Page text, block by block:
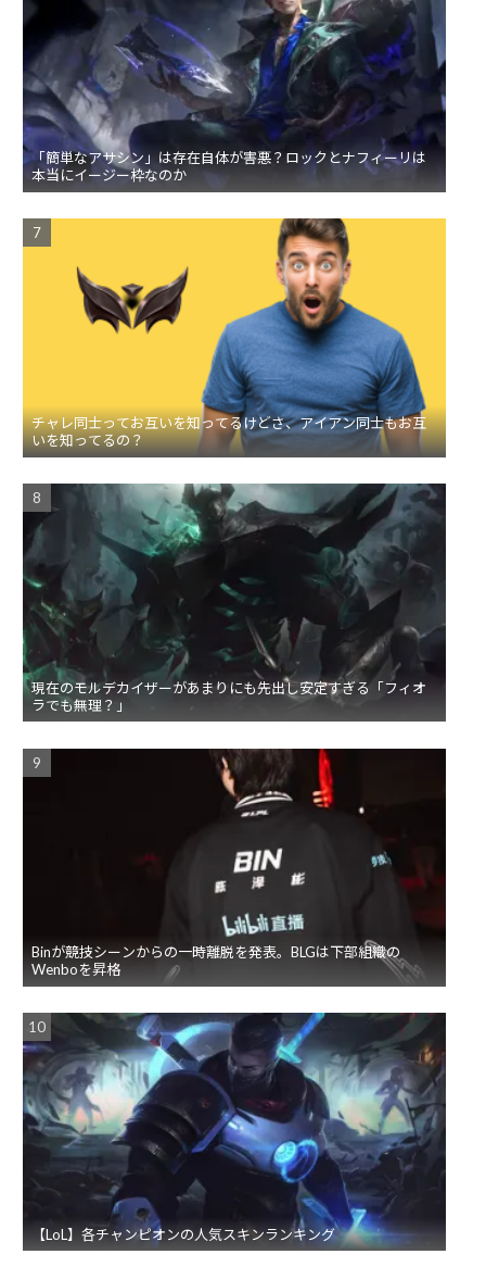
「簡単なアサシン」は存在自体が害悪？ロックとナフィーリは
本当にイージー枠なのか
チャレ同士ってお互いを知ってるけどさ、アイアン同士もお互
いを知ってるの？
現在のモルデカイザーがあまりにも先出し安定すぎる「フィオ
ラでも無理？」
Binが競技シーンからの一時離脱を発表。BLGは下部組織の
Wenboを昇格
【LoL】各チャンピオンの人気スキンランキング